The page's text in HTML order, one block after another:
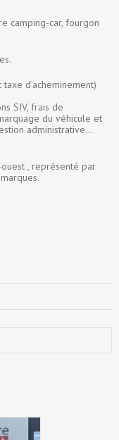
camping-car, fourgon
d’acheminement)
SIV, frais de
du véhicule et
administrative…
, représenté par